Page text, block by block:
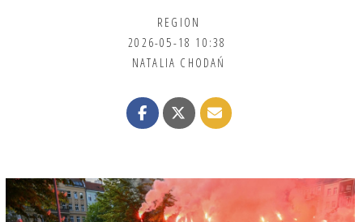
REGION
2026-05-18 10:38
NATALIA CHODAŃ